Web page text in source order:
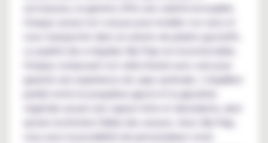
onctueuses, la gamme offre une variété incroyable.
Chaque saveur est conçue pour éveiller vos sens et
vous transporter dans un univers de plaisirs gustatifs.
La qualité des e-liquides My Pulp est incontestable.
garantir une expérience de vape optimale. L'équilibre
parfait entre le propylène glycol et la glycérine
végétale assure une vapeur riche et abondante, ainsi
vous avez la possibilité de personnaliser votre